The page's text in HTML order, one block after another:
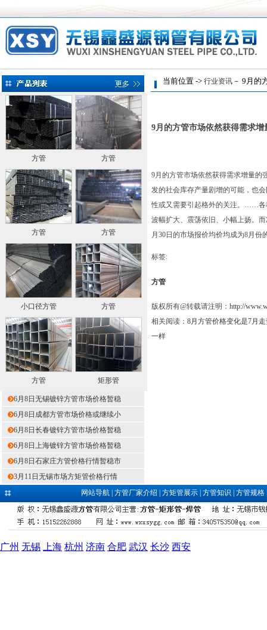
方管 方管
方管 方管
小口径方管 方管
方管 矩形管
6月8日无锡镀锌方管市场价格暂稳
6月8日成都方管市场价格或继续小
6月8日长春镀锌方管市场价格暂稳
6月8日上海镀锌方管市场价格暂稳
6月8日石家庄方管价格行情暂稳市
3月11日无锡市场方矩管价格行情
当前位置 -> 行业资讯 － 9月的
9月的方管市场依然获得需求增
9月的方管市场依然获得需求增量的
发的社会库存产量剧增的可能，也
性或又需要引起格外的关注。……各
波幅扩大、震荡依旧、小幅上扬。
月30日的市场报价均价均成为8月份
标签:
方管
版权所有@转载请注明： http://
相关阅读： 8月方管价格变化是7月
一样
网站导航| 方管厂家介绍 方矩管展示| 方管知识 方管规格
广州 无锡 上海 杭州 济南 合肥 武汉 长沙 西安